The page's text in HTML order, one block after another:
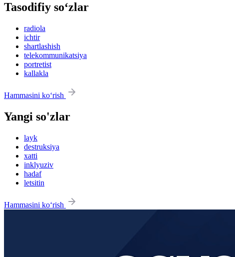
Tasodifiy so‘zlar
radiola
ichtir
shartlashish
telekommunikatsiya
portretist
kallakla
Hammasini ko‘rish
Yangi so'zlar
layk
destruksiya
xatti
inklyuziv
hadaf
letsitin
Hammasini ko‘rish